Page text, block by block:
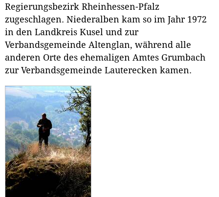
Regierungsbezirk Rheinhessen-Pfalz
zugeschlagen. Niederalben kam so im Jahr 1972
in den Landkreis Kusel und zur
Verbandsgemeinde Altenglan, während alle
anderen Orte des ehemaligen Amtes Grumbach
zur Verbandsgemeinde Lauterecken kamen.